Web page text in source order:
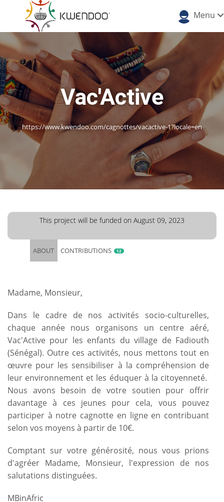
Menu
Vac'Active
https://www.kwendoo.com/cagnottes/vacactive-1?locale=en
This project will be funded on August 09, 2023
ABOUT CONTRIBUTIONS 12
Madame, Monsieur,
Dans le cadre de nos activités socio-culturelles,
chaque année nous organisons un centre aéré,
Vac'Active pour les enfants du village de Fadiouth
(Sénégal). Outre ces activités, nous mettons tout en
œuvre pour les sensibiliser à la compréhension de
leur environnement et les éduquer à la citoyenneté.
Nous avons besoin de votre soutien pour offrir
davantage à ces jeunes pour cela, vous pouvez
participer à notre cagnotte en ligne en contribuant
selon vos moyens à partir de 10€.
Comptant sur votre générosité, nous vous prions
d'agréer Madame, Monsieur, l'expression de nos
salutations distinguées.
MBinAfric